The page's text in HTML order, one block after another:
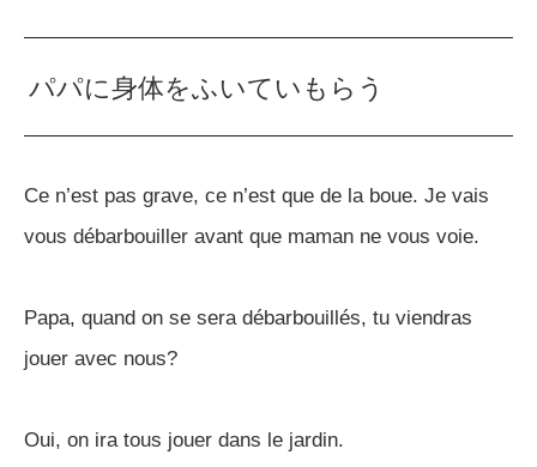
パパに身体をふいていもらう
Ce n’est pas grave, ce n’est que de la boue. Je vais
vous débarbouiller avant que maman ne vous voie.
Papa, quand on se sera débarbouillés, tu viendras
jouer avec nous?
Oui, on ira tous jouer dans le jardin.